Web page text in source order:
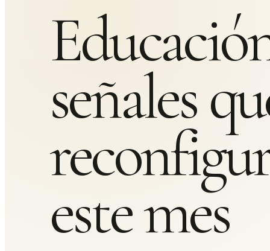
señales
este mes